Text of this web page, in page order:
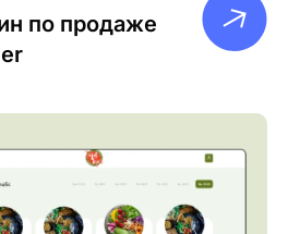
по продаже